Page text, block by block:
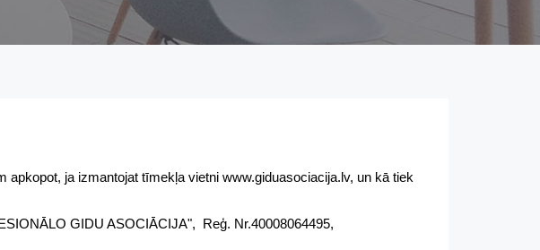
ja izmantojat tīmekļa vietni www.giduasociacija.lv, un kā tiek
GIDU ASOCIĀCIJA", Reģ. Nr.40008064495,